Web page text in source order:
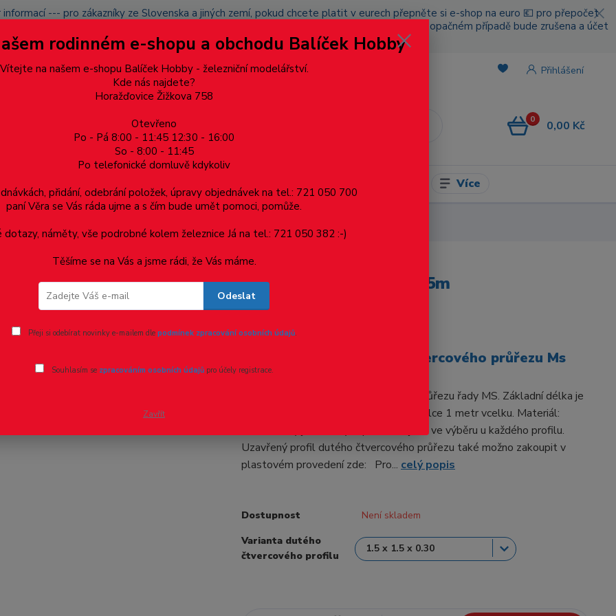
--- pro zákazníky ze Slovenska a jiných zemí, pokud chcete platit v eurech přepněte si e-shop na euro 💶 pro přepočet
nevyzvednete, bude po domluvě zaslána znovu s opětovnou platbou za poštovné, v opačném případě bude zrušena a účet
přidán na blacklist a rušeny následující objednávky.
Více Přihlášení
0 0,00 Kč
poukazy, upomínkové předměty Více
- mosazný profil 1.5 x 1.5 x 0.30, cena za 0.5m
Uzavřený profil dutého čtvercového průřezu Ms
Uzavřený profil dutého čtvercového průřezu řady MS. Základní délka je
0.5 metru. Na přání dodáváme též v délce 1 metr vcelku. Materiál:
mosaz Ceny jednotlivých produktů jsou ve výběru u každého profilu.
Uzavřený profil dutého čtvercového průřezu také možno zakoupit v
plastovém provedení zde: Pro... celý popis
Dostupnost
Není skladem
Varianta dutého
čtvercového profilu
rodinném e-shopu a obchodu Balíček Hobby
Vítejte na našem e-shopu Balíček Hobby - železniční modelářství.
Kde nás najdete?
Horažďovice Žižkova 758
Otevřeno
Po - Pá 8:00 - 11:45 12:30 - 16:00
So - 8:00 - 11:45
Po telefonické domluvě kdykoliv
přidání, odebrání položek, úpravy objednávek na tel.: 721 050 700
paní Věra se Vás ráda ujme a s čím bude umět pomoci, pomůže.
dotazy, náměty, vše podrobné kolem železnice Já na tel.: 721 050 382 :-)
Těšíme se na Vás a jsme rádi, že Vás máme.
Odeslat
Přeji si odebírat novinky e-mailem dle podmínek zpracování osobních údajů.
Souhlasím se zpracováním osobních údajůpro účely registrace.
Zavřít